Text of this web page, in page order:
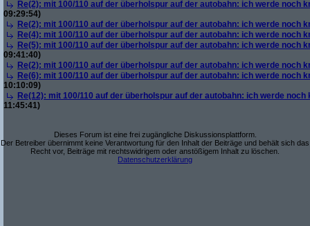
Re(2): mit 100/110 auf der überholspur auf der autobahn: ich werde noch
09:29:54)
Re(2): mit 100/110 auf der überholspur auf der autobahn: ich werde noch
Re(4): mit 100/110 auf der überholspur auf der autobahn: ich werde noch
Re(5): mit 100/110 auf der überholspur auf der autobahn: ich werde noch
09:41:40)
Re(2): mit 100/110 auf der überholspur auf der autobahn: ich werde noch
Re(6): mit 100/110 auf der überholspur auf der autobahn: ich werde noch
10:10:09)
Re(12): mit 100/110 auf der überholspur auf der autobahn: ich werde noch
11:45:41)
Dieses Forum ist eine frei zugängliche Diskussionsplattform.
Der Betreiber übernimmt keine Verantwortung für den Inhalt der Beiträge und behält sich das
Recht vor, Beiträge mit rechtswidrigem oder anstößigem Inhalt zu löschen.
Datenschutzerklärung